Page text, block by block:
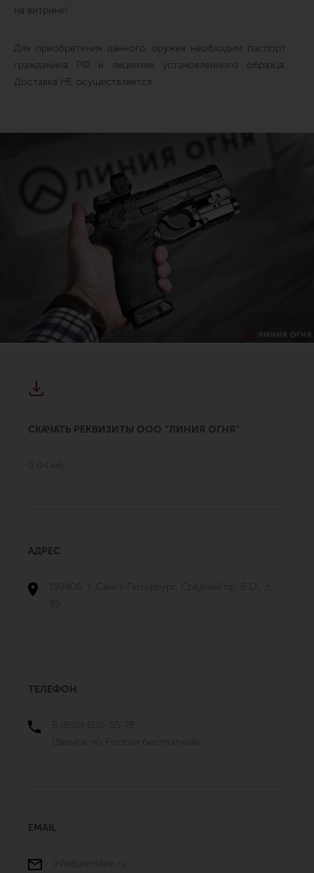
на витрине!
Для приобретения данного оружия необходим паспорт
гражданина РФ и лицензия установленного образца.
Доставка НЕ осуществляется.
СКАЧАТЬ РЕКВИЗИТЫ ООО "ЛИНИЯ ОГНЯ"
0.04 мб
АДРЕС
199406, г. Санкт-Петербург, Средний пр. В.О., д.
ТЕЛЕФОН
8 (800) 600-55-78
(Звонок по России бесплатный)
EMAIL
info@armsline.ru